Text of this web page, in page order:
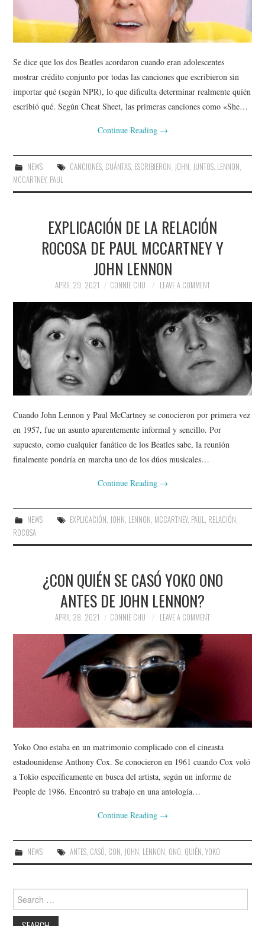
Se dice que los dos Beatles acordaron cuando eran adolescentes
mostrar crédito conjunto por todas las canciones que escribieron sin
importar qué (según NPR), lo que dificulta determinar realmente quién
escribió qué. Según Cheat Sheet, las primeras canciones como «She…
Continue Reading →
NEWS CANCIONES, CUÁNTAS, ESCRIBIERON, JOHN, JUNTOS, LENNON,
MCCARTNEY, PAUL
EXPLICACIÓN DE LA RELACIÓN
ROCOSA DE PAUL MCCARTNEY Y
JOHN LENNON
APRIL 29, 2021 CONNIE CHU LEAVE A COMMENT
Cuando John Lennon y Paul McCartney se conocieron por primera vez
en 1957, fue un asunto aparentemente informal y sencillo. Por
supuesto, como cualquier fanático de los Beatles sabe, la reunión
finalmente pondría en marcha uno de los dúos musicales…
Continue Reading →
NEWS EXPLICACIÓN, JOHN, LENNON, MCCARTNEY, PAUL, RELACIÓN,
ROCOSA
¿CON QUIÉN SE CASÓ YOKO ONO
ANTES DE JOHN LENNON?
APRIL 28, 2021 CONNIE CHU LEAVE A COMMENT
Yoko Ono estaba en un matrimonio complicado con el cineasta
estadounidense Anthony Cox. Se conocieron en 1961 cuando Cox voló
a Tokio específicamente en busca del artista, según un informe de
People de 1986. Encontró su trabajo en una antología…
Continue Reading →
NEWS ANTES, CASÓ, CON, JOHN, LENNON, ONO, QUIÉN, YOKO
Search
for: